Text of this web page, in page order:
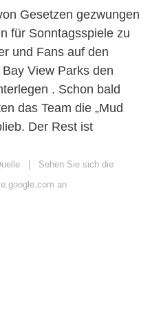
Gesetzen gezwungen
für Sonntagsspiele zu
und Fans auf den
View Parks den
. Schon bald
das Team die „Mud
Der Rest ist
| Sehen Sie sich die
an